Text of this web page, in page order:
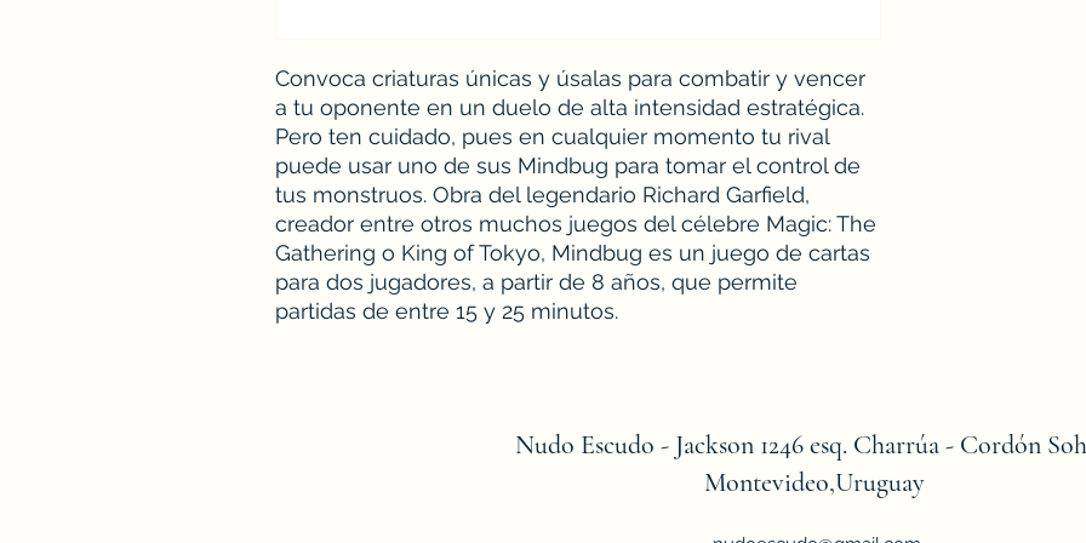
Convoca criaturas únicas y úsalas para combatir y vencer
a tu oponente en un duelo de alta intensidad estratégica.
Pero ten cuidado, pues en cualquier momento tu rival
puede usar uno de sus Mindbug para tomar el control de
tus monstruos. Obra del legendario Richard Garfield,
creador entre otros muchos juegos del célebre Magic: The
Gathering o King of Tokyo, Mindbug es un juego de cartas
para dos jugadores, a partir de 8 años, que permite
partidas de entre 15 y 25 minutos.
Nudo Escudo - Jackson 1246 esq. Charrúa - Cordón
Montevideo,Uruguay